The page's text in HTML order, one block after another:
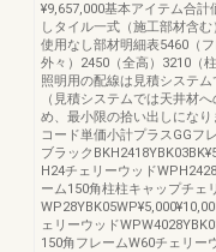
¥9,657,000基本アイテム合
しタイル一式（施工部材含
使用なし部材明細表5460（
外々）2450（全高）3210（
照明用の配線は見積システム
（見積システムでは天井材
め、最小限の拾い出しにな
コード単価小計プラスGGフ
ブラック
H24チェリーウッド
ーム150角柱柱キャップチェ
ェリーウッド
150角フレームW60チェリー